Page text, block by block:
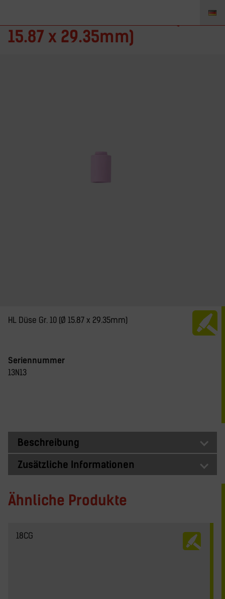
15.87 x 29.35mm)
HL Düse Gr. 10 (Ø 15.87 x 29.35mm)
Seriennummer
13N13
Beschreibung
Zusätzliche Informationen
Ähnliche Produkte
18CG